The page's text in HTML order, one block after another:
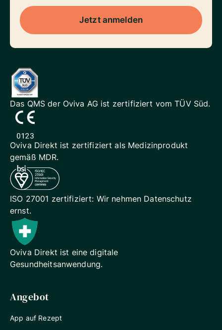
Jetzt anmelden
Das QMS der Oviva AG ist zertifiziert vom TÜV Süd.
Oviva Direkt ist zertifiziert als Medizinprodukt
gemäß MDR.
ISO 27001 zertifiziert: Wir nehmen Datenschutz
ernst.
Oviva Direkt ist eine digitale
Gesundheitsanwendung.
Angebot
App auf Rezept